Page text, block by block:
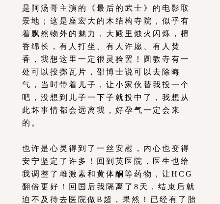
是阿汤哥主演的《最后的武士》的电影取
景地；这是座宏大的木结构寺院，似乎有
着飘然物外的魅力，大殿里烛火闪烁，檀
香绵长，有人打坐、有人许愿、有人焚
香，我想这里一定很灵验罢！圆教寺有一
处可以投掷瓦片，邵博士说可以去除晦
气，当时带着儿子，让小家伙替我投一个
吧，没想到儿子一下子就投中了，我想从
此坏事情都会远离我，好孕气一定会来
的。
也许是心灵得到了一丝安慰，内心也变得
安宁坚定了许多！回到英医院，医生也给
我调整了雌激素和黄体酮等药物，让HCG
翻倍更好！回国后我隔离了8天，结束后就
迫不及待去医院做B超，果然！已经有了胎